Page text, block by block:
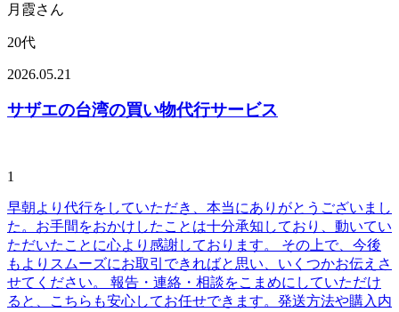
月霞さん
20代
2026.05.21
サザエの台湾の買い物代行サービス
1
早朝より代行をしていただき、本当にありがとうございまし
た。お手間をおかけしたことは十分承知しており、動いてい
ただいたことに心より感謝しております。
その上で、今後
もよりスムーズにお取引できればと思い、いくつかお伝えさ
せてください。
報告・連絡・相談をこまめにしていただけ
ると、こちらも安心してお任せできます。発送方法や購入内